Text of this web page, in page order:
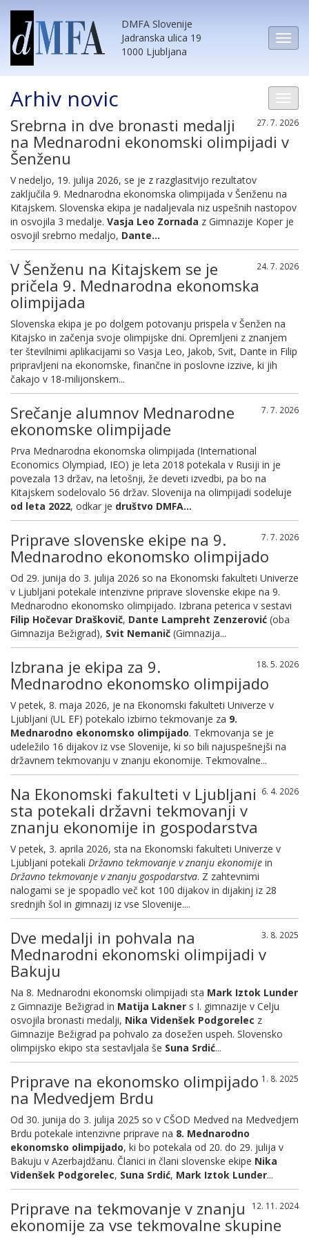
DMFA Slovenije
Jadranska ulica 19
1000 Ljubljana
Arhiv novic
27. 7. 2026
Srebrna in dve bronasti medalji
na Mednarodni ekonomski olimpijadi v
Šenženu
V nedeljo, 19. julija 2026, se je z razglasitvijo rezultatov
zaključila 9. Mednarodna ekonomska olimpijada v Šenženu na
Kitajskem. Slovenska ekipa je nadaljevala niz uspešnih nastopov
in osvojila 3 medalje. Vasja Leo Zornada z Gimnazije Koper je
osvojil srebrno medaljo, Dante...
24. 7. 2026
V Šenženu na Kitajskem se je
pričela 9. Mednarodna ekonomska
olimpijada
Slovenska ekipa je po dolgem potovanju prispela v Šenžen na
Kitajsko in začenja svoje olimpijske dni. Opremljeni z znanjem
ter številnimi aplikacijami so Vasja Leo, Jakob, Svit, Dante in Filip
pripravljeni na ekonomske, finančne in poslovne izzive, ki jih
čakajo v 18-milijonskem...
7. 7. 2026
Srečanje alumnov Mednarodne
ekonomske olimpijade
Prva Mednarodna ekonomska olimpijada (International
Economics Olympiad, IEO) je leta 2018 potekala v Rusiji in je
povezala 13 držav, na letošnji, že deveti izvedbi, pa bo na
Kitajskem sodelovalo 56 držav. Slovenija na olimpijadi sodeluje
od leta 2022, odkar je društvo DMFA...
7. 7. 2026
Priprave slovenske ekipe na 9.
Mednarodno ekonomsko olimpijado
Od 29. junija do 3. julija 2026 so na Ekonomski fakulteti Univerze
v Ljubljani potekale intenzivne priprave slovenske ekipe na 9.
Mednarodno ekonomsko olimpijado. Izbrana peterica v sestavi
Filip Hočevar Draškovič, Dante Lampreht Zenzerović (oba
Gimnazija Bežigrad), Svit Nemanič (Gimnazija...
18. 5. 2026
Izbrana je ekipa za 9.
Mednarodno ekonomsko olimpijado
V petek, 8. maja 2026, je na Ekonomski fakulteti Univerze v
Ljubljani (UL EF) potekalo izbirno tekmovanje za 9.
Mednarodno ekonomsko olimpijado. Tekmovanja se je
udeležilo 16 dijakov iz vse Slovenije, ki so bili najuspešnejši na
državnem tekmovanju v znanju ekonomije. Tekmovalne...
6. 4. 2026
Na Ekonomski fakulteti v Ljubljani
sta potekali državni tekmovanji v
znanju ekonomije in gospodarstva
V petek, 3. aprila 2026, sta na Ekonomski fakulteti Univerze v
Ljubljani potekali Državno tekmovanje v znanju ekonomije in
Državno tekmovanje v znanju gospodarstva. Z zahtevnimi
nalogami se je spopadlo več kot 100 dijakov in dijakinj iz 28
srednjih šol in gimnazij iz vse Slovenije....
3. 8. 2025
Dve medalji in pohvala na
Mednarodni ekonomski olimpijadi v
Bakuju
Na 8. Mednarodni ekonomski olimpijadi sta Mark Iztok Lunder
z Gimnazije Bežigrad in Matija Lakner s I. gimnazije v Celju
osvojila bronasti medalji, Nika Videnšek Podgorelec z
Gimnazije Bežigrad pa pohvalo za dosežen uspeh. Slovensko
olimpijsko ekipo sta sestavljala še Suna Srdić...
1. 8. 2025
Priprave na ekonomsko olimpijado
na Medvedjem Brdu
Od 30. junija do 3. julija 2025 so v CŠOD Medved na Medvedjem
Brdu potekale intenzivne priprave na 8. Mednarodno
ekonomsko olimpijado, ki bo potekala od 20. do 29. julija v
Bakuju v Azerbajdžanu. Članici in člani slovenske ekipe Nika
Videnšek Podgorelec, Suna Srdić, Mark Iztok Lunder...
12. 11. 2024
Priprave na tekmovanje v znanju
ekonomije za vse tekmovalne skupine